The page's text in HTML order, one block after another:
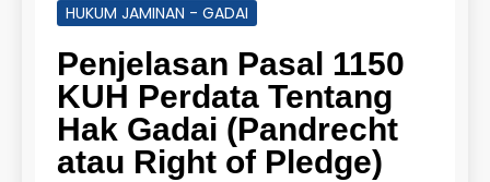
HUKUM JAMINAN - GADAI
Penjelasan Pasal 1150
KUH Perdata Tentang
Hak Gadai (Pandrecht
atau Right of Pledge)